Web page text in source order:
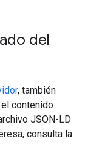
del
, también
contenido
JSON-LD
consulta la